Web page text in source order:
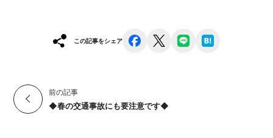
この記事をシェア facebook line
前の記事
◆春の交通事故にも要注意です◆